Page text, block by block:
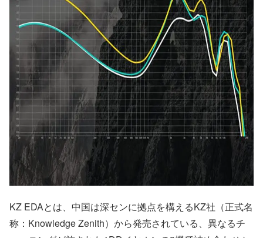
KZ EDAとは、中国は深センに拠点を構えるKZ社（正式名
称：Knowledge Zenith）から発売されている、異なるチ